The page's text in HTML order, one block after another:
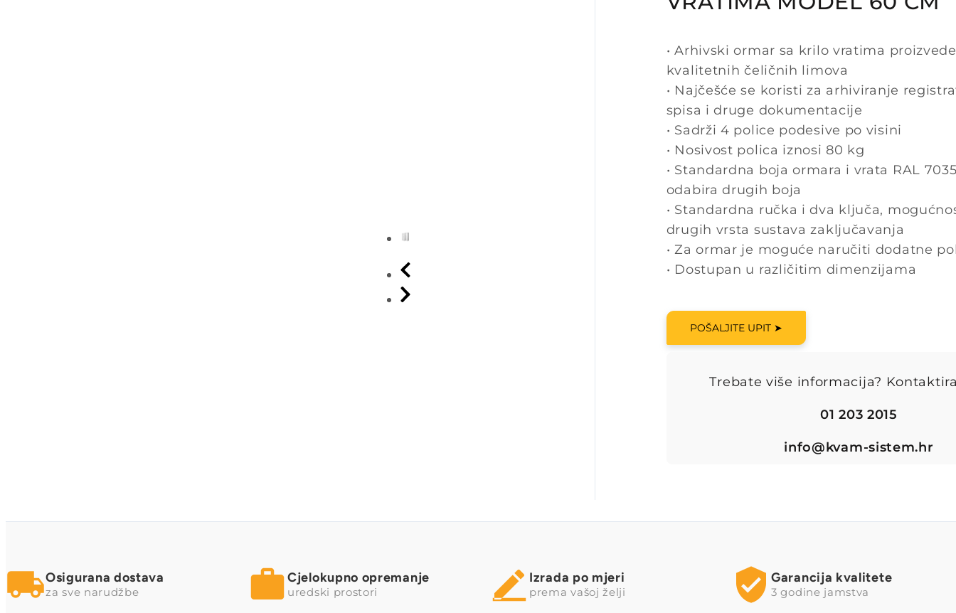
• Arhivski ormar sa krilo vratima
kvalitetnih čeličnih limova
• Najčešće se koristi za arhiviranje
spisa i druge dokumentacije
• Sadrži 4 police podesive po visini
• Nosivost polica iznosi 80 kg
• Standardna boja ormara i vrata RAL
odabira drugih boja
• Standardna ručka i dva ključa,
drugih vrsta sustava zaključavanja
• Za ormar je moguće naručiti dodatne
• Dostupan u različitim dimenzijama
POŠALJITE UPIT ➤
Trebate više informacija?
01 203 2015
info@kvam-sistem.hr
Osigurana dostava
za sve narudžbe
Cjelokupno opremanje
uredski prostori
Izrada po mjeri
prema vašoj želji
Garancija kvalitete
3 godine jamstva